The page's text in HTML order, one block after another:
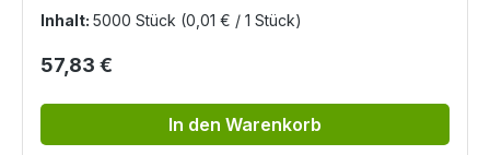
Inhalt: 5000 Stück (0,01 € / 1 Stück)
Regulärer Preis:
57,83 €
In den Warenkorb